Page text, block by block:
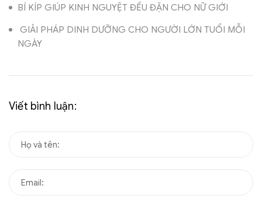
BÍ KÍP GIÚP KINH NGUYỆT ĐỀU ĐẶN CHO NỮ GIỚI
GIẢI PHÁP DINH DƯỠNG CHO NGƯỜI LỚN TUỔI MỖI
NGÀY
Viết bình luận: